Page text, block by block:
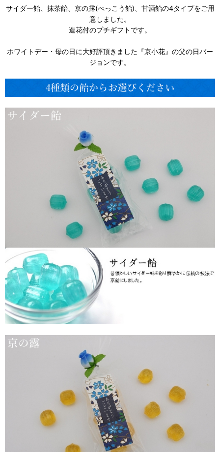
サイダー飴、抹茶飴、京の露(べっこう飴)、甘酒飴の4タイプをご用
意しました。
造花付のプチギフトです。
ホワイトデー・母の日に大好評頂きました『京小花』の父の日バー
ジョンです。